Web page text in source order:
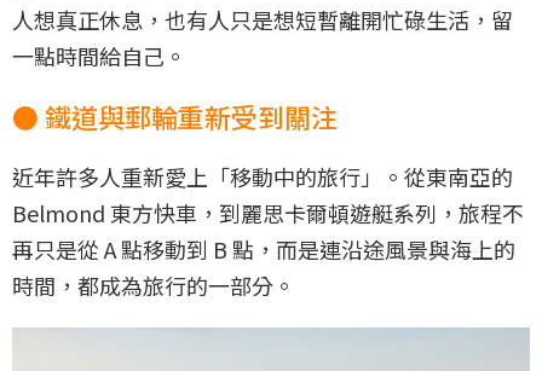
人想真正休息，也有人只是想短暫離開忙碌生活，留
一點時間給自己。
● 鐵道與郵輪重新受到關注
近年許多人重新愛上「移動中的旅行」。從東南亞的
Belmond 東方快車，到麗思卡爾頓遊艇系列，旅程不
再只是從 A 點移動到 B 點，而是連沿途風景與海上的
時間，都成為旅行的一部分。